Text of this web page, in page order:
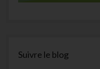
Suivre le blog